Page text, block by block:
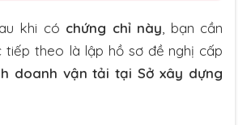
khi có chứng chỉ này, bạn cần
tiếp theo là lập hồ sơ đề nghị cấp
doanh vận tải tại Sở xây dựng